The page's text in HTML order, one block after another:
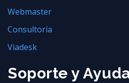
Webmaster
Consultoría
Viadesk
Soporte y